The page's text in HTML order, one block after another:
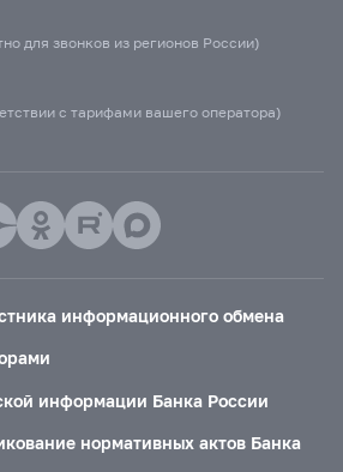
для звонков из регионов России)
с тарифами вашего оператора)
информационного обмена
информации Банка России
нормативных актов Банка